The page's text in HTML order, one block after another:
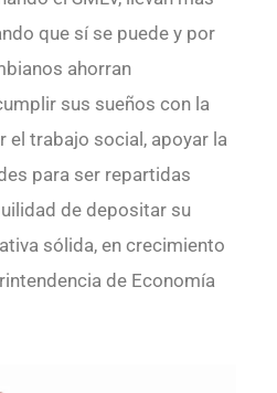
que sí se puede y por
ahorran
sus sueños con la
el trabajo social, apoyar la
para ser repartidas
de depositar su
sólida, en crecimiento
de Economía